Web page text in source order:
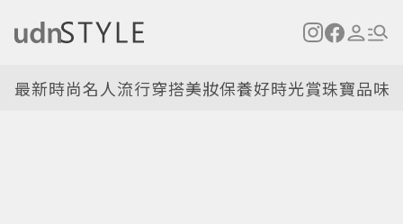
最新時尚名人流行穿搭美妝保養好時光賞珠寶品味